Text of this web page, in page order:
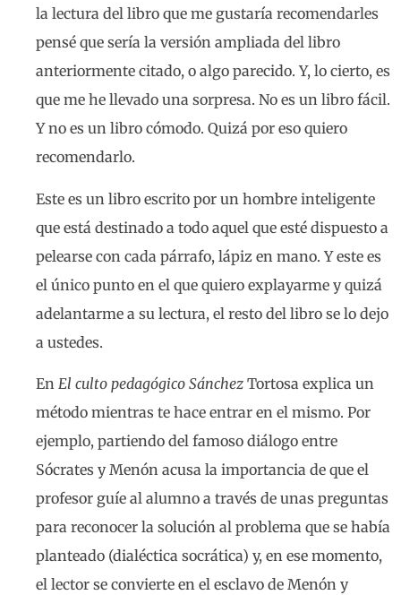
la lectura del libro que me gustaría recomendarles
pensé que sería la versión ampliada del libro
anteriormente citado, o algo parecido. Y, lo cierto, es
que me he llevado una sorpresa. No es un libro fácil.
Y no es un libro cómodo. Quizá por eso quiero
recomendarlo.
Este es un libro escrito por un hombre inteligente
que está destinado a todo aquel que esté dispuesto a
pelearse con cada párrafo, lápiz en mano. Y este es
el único punto en el que quiero explayarme y quizá
adelantarme a su lectura, el resto del libro se lo dejo
a ustedes.
En El culto pedagógico Sánchez Tortosa explica un
método mientras te hace entrar en el mismo. Por
ejemplo, partiendo del famoso diálogo entre
Sócrates y Menón acusa la importancia de que el
profesor guíe al alumno a través de unas preguntas
para reconocer la solución al problema que se había
planteado (dialéctica socrática) y, en ese momento,
el lector se convierte en el esclavo de Menón y